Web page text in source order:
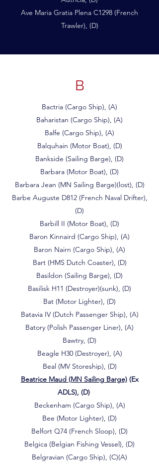
Ave Maria Gratia Plena C1298 (French
Trawler), (D)
B
Bactria (Cargo Ship), (A)
Baharistan (Cargo Ship), (A)
Balfe (Cargo Ship), (A)
Balquhain (Motor Boat), (D)
Bankside (Sailing Barge), (D)
Barbara (Motor Boat), (D)
Barbara Jean (MN Sailing Barge)(lost), (D)
Barbe Auguste D812 (French Naval Drifter),
(D)
Barbill II (Motor Boat), (D)
Baron Kinnaird (Cargo Ship), (A)
Baron Nairn (Cargo Ship), (A)
Bart (HMS Dutch Coaster), (D)
Basildon (Sailing Barge), (D)
Basilisk H11 (Destroyer)(sunk), (D)
Bat (Motor Lighter), (D)
Batavia IV (Dutch Passenger Ship), (A)
Batory (Polish Passenger Liner), (A)
Bawtry, (D)
Beagle H30 (Destroyer), (A)
Beal (MV Storeship), (D)
Beatrice Maud (MN Sailing Barge)(Ex
ADLS), (D)
Beckenham (Cargo Ship), (A)
Bee (Motor Lighter), (D)
Belfort Q74 (French Sloop), (D)
Belgica (Belgian Fishing Vessel), (D)
Belgravian (Cargo Ship), (C)(A)